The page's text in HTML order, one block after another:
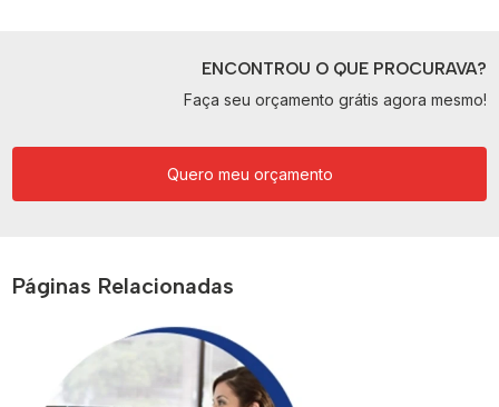
ENCONTROU O QUE PROCURAVA?
Faça seu orçamento grátis agora mesmo!
Quero meu orçamento
Páginas Relacionadas